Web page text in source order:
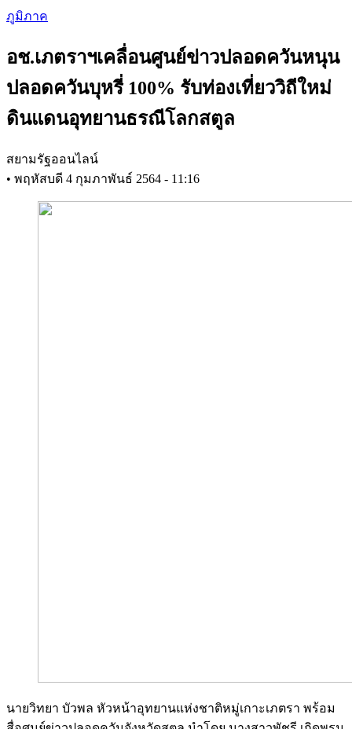
Skip
to
content
ภูมิภาค
อช.เภตราฯเคลื่อนศูนย์ข่าวปลอดควันหนุน
ปลอดควันบุหรี่ 100% รับท่องเที่ยววิถีใหม่
ดินแดนอุทยานธรณีโลกสตูล
สยามรัฐออนไลน์
• พฤหัสบดี 4 กุมภาพันธ์ 2564 - 11:16
นายวิทยา บัวพล หัวหน้าอุทยานแห่งชาติหมู่เกาะเภตรา พร้อม